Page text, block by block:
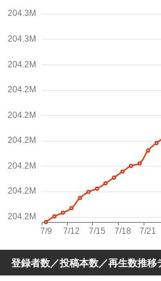
登録者数／投稿本数／再生数推移